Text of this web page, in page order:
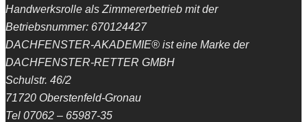
Handwerksrolle als Zimmererbetrieb mit der
Betriebsnummer: 670124427
DACHFENSTER-AKADEMIE® ist eine Marke der
DACHFENSTER-RETTER GMBH
Schulstr. 46/2
71720 Oberstenfeld-Gronau
Tel 07062 – 65987-35